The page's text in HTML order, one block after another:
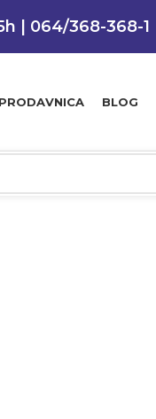
| 064/368-368-1
PRODAVNICA BLOG